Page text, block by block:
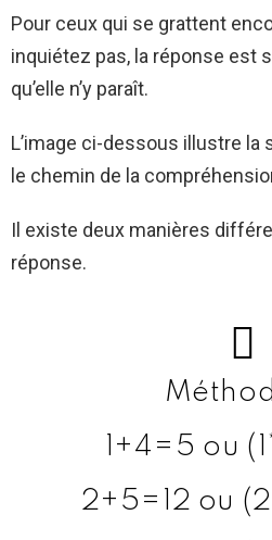
Pour ceux qui se grattent
inquiétez pas, la réponse est
qu’elle n’y paraît.
L’image ci-dessous illustre la
le chemin de la
Il existe deux manières
réponse.
1+4=5 ou
2+5=12 ou